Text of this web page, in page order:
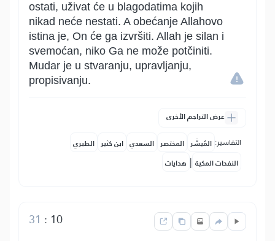
ostati, uživat će u blagodatima kojih
nikad neće nestati. A obećanje Allahovo
istina je, On će ga izvršiti. Allah je silan i
svemoćan, niko Ga ne može potčiniti.
Mudar je u stvaranju, upravljanju,
propisivanju.
عرض التراجم الأخرى
التفاسير: المُيسَّر المختصر السعدي ابن كثير الطبري
النفحات المكية | هدايات
10
:
31